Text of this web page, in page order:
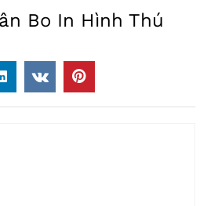
Bo In Hình Thú